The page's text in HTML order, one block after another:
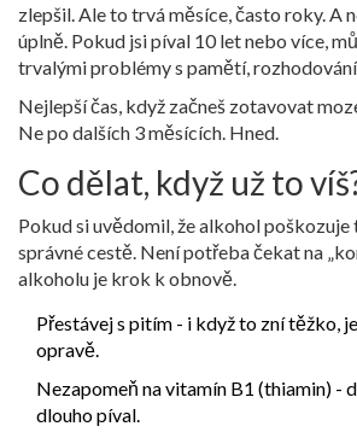
zlepšil. Ale to trvá měsíce, často roky. A
úplně. Pokud jsi píval 10 let nebo více,
trvalými problémy s pamětí,
Nejlepší čas, když začneš zotavovat
Ne po dalších 3 měsících. Hned.
Co dělat, když už to
Pokud si uvědomil, že alkohol poškozuje
správné cestě. Není potřeba čekat na
alkoholu je krok k obnově.
Přestávej s pitím - i když to zní těžko,
opravě.
Nezapomeň na vitamín B1 (thiamin) -
dlouho píval.